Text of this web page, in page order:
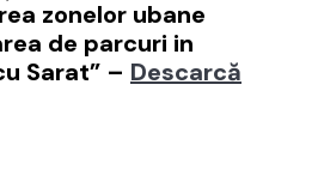
zonelor ubane
de parcuri in
Sarat” – Descarcă